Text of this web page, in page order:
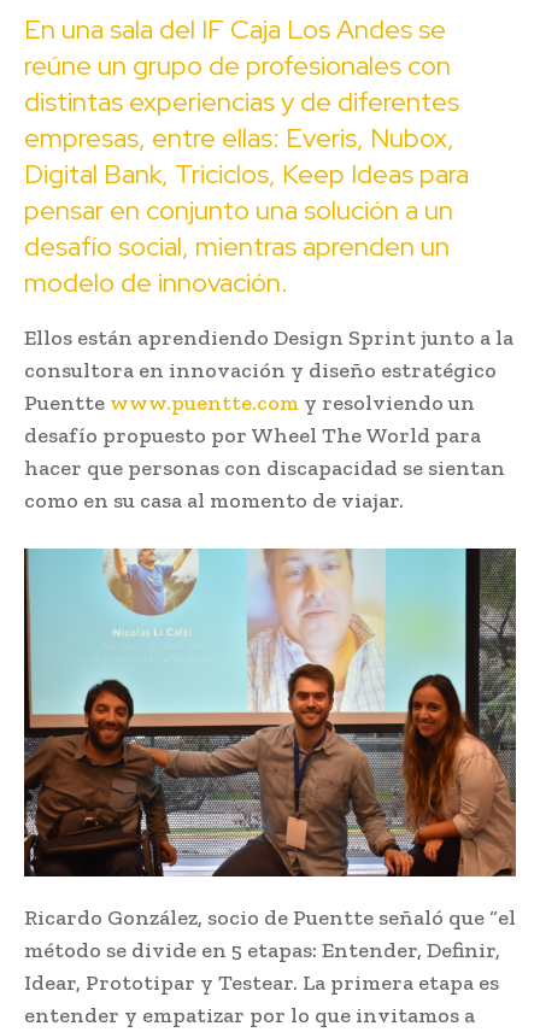
En una sala del IF Caja Los Andes se
reúne un grupo de profesionales con
distintas experiencias y de diferentes
empresas, entre ellas: Everis, Nubox,
Digital Bank, Triciclos, Keep Ideas para
pensar en conjunto una solución a un
desafío social, mientras aprenden un
modelo de innovación.
Ellos están aprendiendo Design Sprint junto a la
consultora en innovación y diseño estratégico
Puentte www.puentte.com y resolviendo un
desafío propuesto por Wheel The World para
hacer que personas con discapacidad se sientan
como en su casa al momento de viajar.
Ricardo González, socio de Puentte señaló que “el
método se divide en 5 etapas: Entender, Definir,
Idear, Prototipar y Testear. La primera etapa es
entender y empatizar por lo que invitamos a